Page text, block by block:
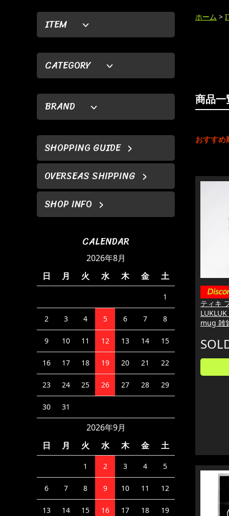
ITEM
CATEGORY
BRAND
SHOPPING GUIDE
OVERSEAS SHIPPING
SHOP INFO
CALENDAR
2026年8月
日
月 火 水 木 金 土
1
2 3 4 5 6 7 8
9 10 11 12 13 14 15
16 17 18 19 20 21 22
23 24 25 26 27 28 29
30 31
2026年9月
日
月 火 水 木 金 土
1 2 3 4 5
6 7 8 9 10 11 12
13 14 15 16 17 18 19
ホーム >
商品一
おすすめ
ティキ
mug 雑